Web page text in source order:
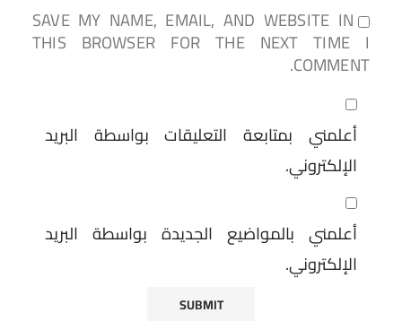
SAVE MY NAME, EMAIL, AND WEBSITE IN
THIS BROWSER FOR THE NEXT TIME I
COMMENT.
أعلمني بمتابعة التعليقات بواسطة البريد
الإلكتروني.
أعلمني بالمواضيع الجديدة بواسطة البريد
الإلكتروني.